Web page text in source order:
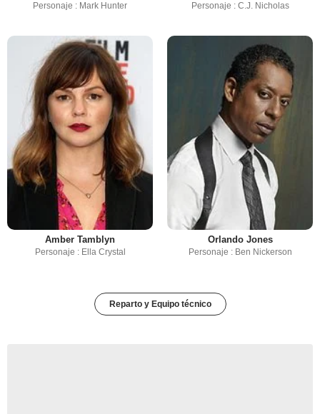
Personaje : Mark Hunter Personaje : C.J. Nicholas
Amber Tamblyn
Personaje : Ella Crystal
Orlando Jones
Personaje : Ben Nickerson
Reparto y Equipo técnico